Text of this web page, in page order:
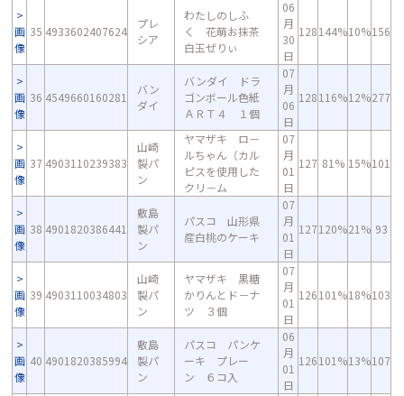
画
像
35 4933602407624
プレ
シア
わたしのしふ
く 花萌お抹茶
白玉ぜりぃ
06
月
30
日
128144%10%156
画
像
36 4549660160281
バン
ダイ
バンダイ ドラ
ゴンボール色紙
ＡＲＴ４ １個
07
月
06
日
128116%12%277
画
像
37 4903110239383
山崎
製パ
ン
ヤマザキ ロ－
ルちゃん（カル
ピスを使用した
クリ－ム
07
月
01
日
127 81% 15%101
画
像
38 4901820386441
敷島
製パ
ン
パスコ 山形県
産白桃のケーキ
07
月
01
日
127120%21% 93
画
像
39 4903110034803
山崎
製パ
ン
ヤマザキ 黒糖
かりんとド－ナ
ツ ３個
07
月
01
日
126101%18%103
画
像
40 4901820385994
敷島
製パ
ン
パスコ パンケ
ーキ プレー
ン ６コ入
06
月
01
日
126101%13%107